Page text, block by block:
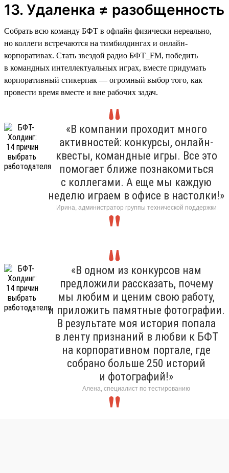
13. Удаленка ≠ разобщенность
Собрать всю команду БФТ в офлайн физически нереально,
но коллеги встречаются на тимбилдингах и онлайн-
корпоративах. Стать звездой радио БФТ_FM, победить
в командных интеллектуальных играх, вместе придумать
корпоративный стикерпак — огромный выбор того, как
провести время вместе и вне рабочих задач.
«В компании проходит много
активностей: конкурсы, онлайн-
квесты, командные игры. Все это
помогает ближе познакомиться
с коллегами. А еще мы каждую
неделю играем в офисе в настолки!»
Ирина, администратор группы технической поддержки
«В одном из конкурсов нам
предложили рассказать, почему
мы любим и ценим свою работу,
и приложить памятные фотографии.
В результате моя история попала
в ленту признаний в любви к БФТ
на корпоративном портале, где
собрано больше 250 историй
и фотографий!»
Алена, специалист по тестированию